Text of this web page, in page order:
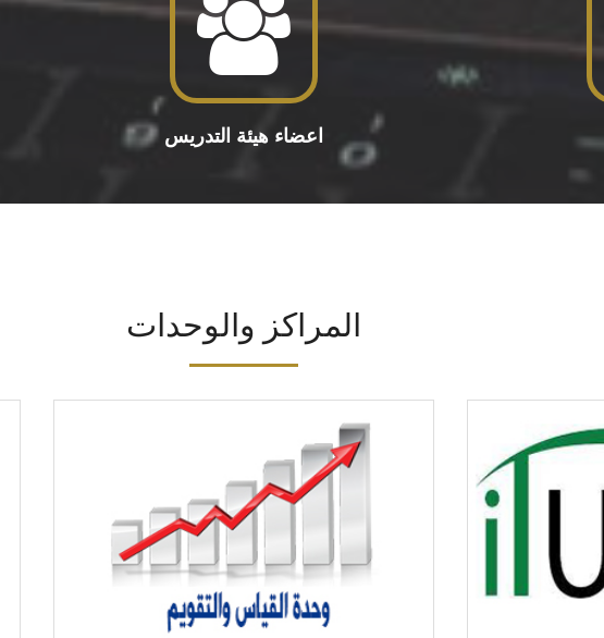
اعضاء هيئة التدريس
المراكز والوحدات